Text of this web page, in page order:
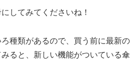
してみてくださいね！
種類があるので、買う前に最新の
ると、新しい機能がついている傘